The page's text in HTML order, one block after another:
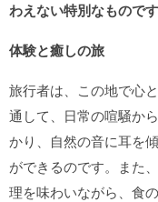
わえない特別なものです
体験と癒しの旅
旅行者は、この地で心
通して、日常の喧騒か
かり、自然の音に耳を
ができるのです。また
理を味わいながら、食